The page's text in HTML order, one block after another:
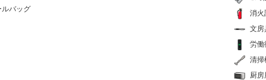
ルバッグ
消火
文房
労働
清掃
厨房